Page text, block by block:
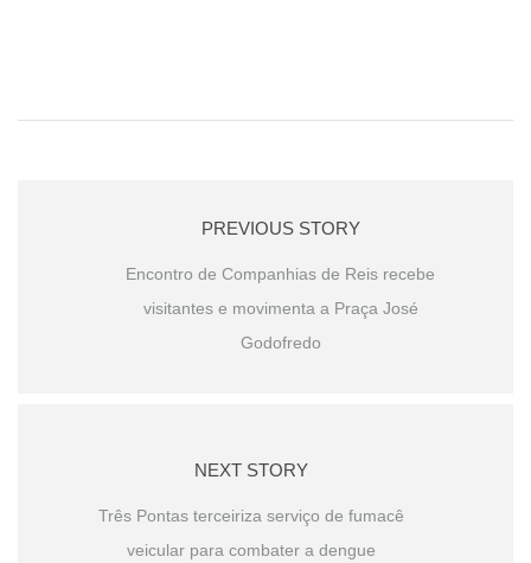
PREVIOUS STORY
Encontro de Companhias de Reis recebe
visitantes e movimenta a Praça José
Godofredo
NEXT STORY
Três Pontas terceiriza serviço de fumacê
veicular para combater a dengue